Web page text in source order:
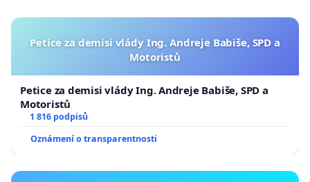
Petice za demisi vlády Ing. Andreje Babiše, SPD a
Motoristů
Petice za demisi vlády Ing. Andreje Babiše, SPD a
Motoristů
1 816 podpisů
Oznámení o transparentnosti